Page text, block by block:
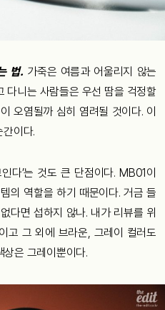
법. 가죽은 여름과 어울리지 않는
다니는 사람들은 우선 땀을 걱정할
오염될까 심히 염려될 것이다. 이
이다.
다’는 것도 큰 단점이다. MB01이
의 역할을 하기 때문이다. 거금 들
다면 섭하지 않나. 내가 리뷰를 위
고 그 외에 브라운, 그레이 컬러도
은 그레이뿐이다.